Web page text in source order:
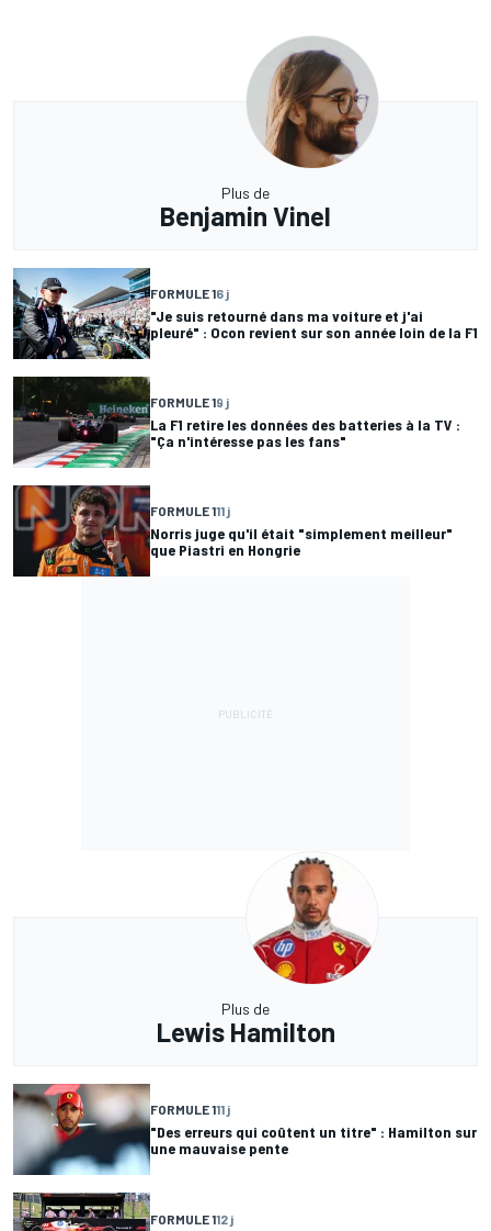
Plus de
Benjamin Vinel
FORMULE 16 j
"Je suis retourné dans ma voiture et j'ai
pleuré" : Ocon revient sur son année loin de la F1
FORMULE 19 j
La F1 retire les données des batteries à la TV :
"Ça n'intéresse pas les fans"
FORMULE 111 j
Norris juge qu'il était "simplement meilleur"
que Piastri en Hongrie
Plus de
Lewis Hamilton
FORMULE 111 j
"Des erreurs qui coûtent un titre" : Hamilton sur
une mauvaise pente
FORMULE 112 j